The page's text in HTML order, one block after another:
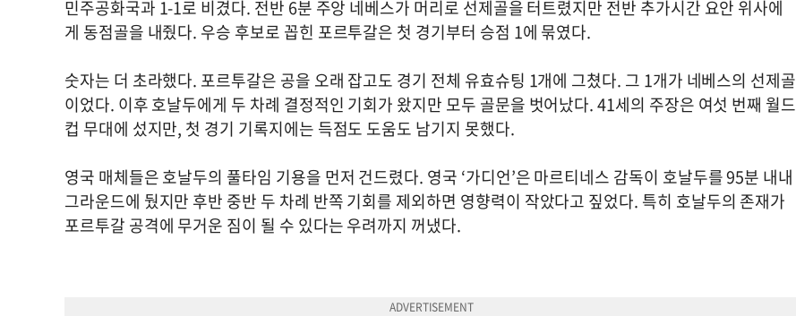
민주공화국과 1-1로 비겼다. 전반 6분 주앙 네베스가 머리로 선제골을 터트렸지만 전반 추가시간 요안 위사에
게 동점골을 내줬다. 우승 후보로 꼽힌 포르투갈은 첫 경기부터 승점 1에 묶였다.
숫자는 더 초라했다. 포르투갈은 공을 오래 잡고도 경기 전체 유효슈팅 1개에 그쳤다. 그 1개가 네베스의 선제골
이었다. 이후 호날두에게 두 차례 결정적인 기회가 왔지만 모두 골문을 벗어났다. 41세의 주장은 여섯 번째 월드
컵 무대에 섰지만, 첫 경기 기록지에는 득점도 도움도 남기지 못했다.
영국 매체들은 호날두의 풀타임 기용을 먼저 건드렸다. 영국 ‘가디언’은 마르티네스 감독이 호날두를 95분 내내
그라운드에 뒀지만 후반 중반 두 차례 반쪽 기회를 제외하면 영향력이 작았다고 짚었다. 특히 호날두의 존재가
포르투갈 공격에 무거운 짐이 될 수 있다는 우려까지 꺼냈다.